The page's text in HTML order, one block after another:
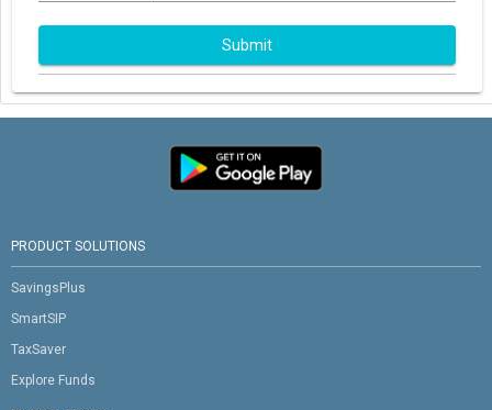
Submit
PRODUCT SOLUTIONS
SavingsPlus
SmartSIP
TaxSaver
Explore Funds